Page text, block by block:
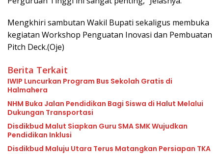
Mengkhiri sambutan Wakil Bupati sekaligus membuka
kegiatan Workshop Penguatan Inovasi dan Pembuatan
Pitch Deck.(Oje)
Berita Terkait
IWIP Luncurkan Program Bus Sekolah Gratis di
Halmahera
NHM Buka Jalan Pendidikan Bagi Siswa di Halut Melalui
Dukungan Transportasi
Disdikbud Malut Siapkan Guru SMA SMK Wujudkan
Pendidikan Inklusi
Disdikbud Maluju Utara Terus Matangkan Persiapan TKA